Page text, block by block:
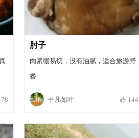
78
肘子
肉紧绷易切，没有油腻，适合旅游野
餐
平凡如叶 144